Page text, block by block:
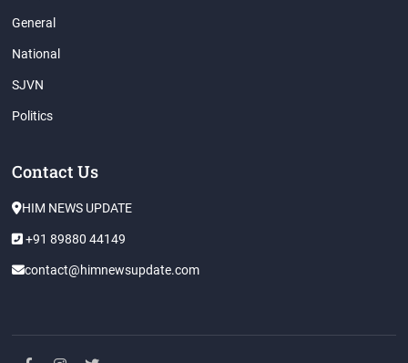
General
National
SJVN
Politics
Contact Us
HIM NEWS UPDATE
+91 89880 44149
contact@himnewsupdate.com